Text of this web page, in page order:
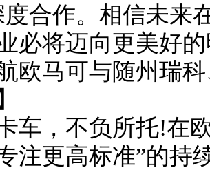
度合作。相信未来
必将迈向更美好
马可与随州瑞科
，不负所托!在欧
注更高标准”的持